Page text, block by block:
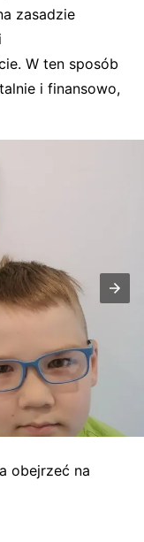
zasadzie
W ten sposób
i finansowo,
obejrzeć na